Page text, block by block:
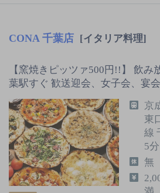
CONA 千葉店 [イタリア料理]
【窯焼きピッツァ500円!!】 飲み
葉駅すぐ 歓送迎会、女子会、宴
京
東
線
5分
無